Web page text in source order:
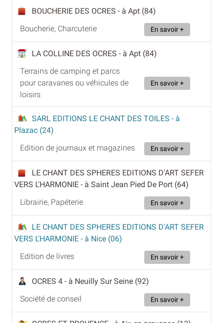
BOUCHERIE DES OCRES - à Apt (84)
Boucherie, Charcuterie
En savoir +
LA COLLINE DES OCRES - à Apt (84)
Terrains de camping et parcs
pour caravanes ou véhicules de
loisirs
En savoir +
SARL EDITIONS LE CHANT DES TOILES - à
Plazac (24)
Edition de journaux et magazines
En savoir +
LE CHANT DES SPHERES EDITIONS D'ART SEFER
VERS L'HARMONIE - à Saint Jean Pied De Port (64)
Librairie, Papéterie
En savoir +
LE CHANT DES SPHERES EDITIONS D'ART SEFER
VERS L'HARMONIE - à Nice (06)
Edition de livres
En savoir +
OCRES 4 - à Neuilly Sur Seine (92)
Société de conseil
En savoir +